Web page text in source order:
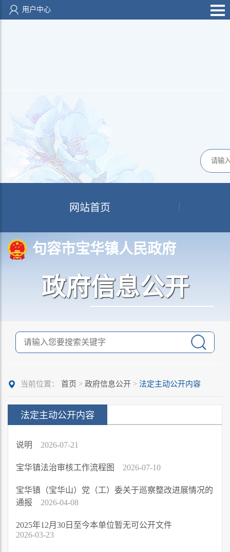
用户中心
网站首页
句容市宝华镇人民政府
政府信息公开
当前位置： 首页 > 政府信息公开 > 法定主动公开内容
法定主动公开内容
说明 2026-07-21
宝华镇法治审核工作流程图 2026-07-10
宝华镇（宝华山）党（工）委关于巡察整改进展情况的
通报
2026-04-08
2025年12月30日至今本单位暂无可公开文件
2026-03-23